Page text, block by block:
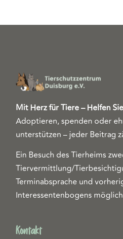
Mit Herz für Tiere – Helfen
Adoptieren, spenden oder
unterstützen – jeder Beitrag
Ein Besuch des Tierheims
Tiervermittlung/
Terminabsprache und
Interessentenbogens
Kontakt